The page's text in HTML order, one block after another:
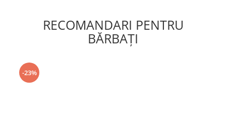
RECOMANDARI PENTRU
BĂRBAŢI
-23%